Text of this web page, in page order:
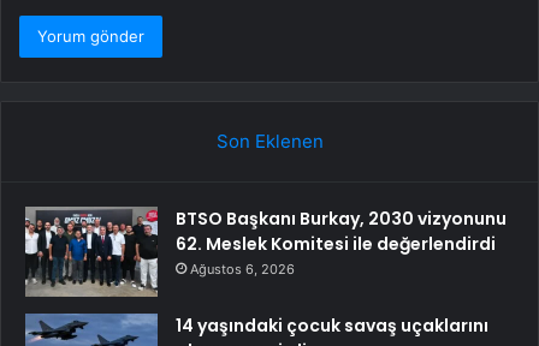
Son Eklenen
BTSO Başkanı Burkay, 2030 vizyonunu
62. Meslek Komitesi ile değerlendirdi
Ağustos 6, 2026
14 yaşındaki çocuk savaş uçaklarını